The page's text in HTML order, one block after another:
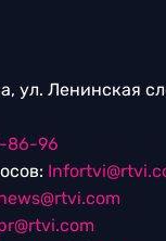
ул. Ленинская
86-96